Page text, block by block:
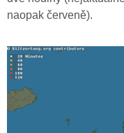
naopak červeně).